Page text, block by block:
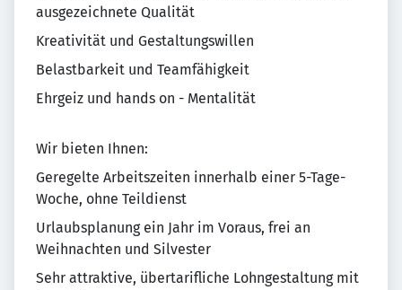
ausgezeichnete Qualität
Kreativität und Gestaltungswillen
Belastbarkeit und Teamfähigkeit
Ehrgeiz und hands on - Mentalität
Wir bieten Ihnen:
Geregelte Arbeitszeiten innerhalb einer 5-Tage-
Woche, ohne Teildienst
Urlaubsplanung ein Jahr im Voraus, frei an
Weihnachten und Silvester
Sehr attraktive, übertarifliche Lohngestaltung mit